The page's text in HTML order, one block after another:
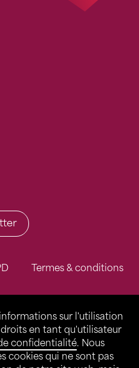
sur l'utilisation
en tant qu'utilisateur
confidentialité. Nous
cookies qui ne sont pas
Termes & conditions